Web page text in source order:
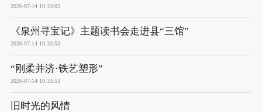
2026-07-14 10:33:05
《泉州寻宝记》主题读书会走进县“三馆”
2026-07-14 10:33:53
“刚柔并济·铁艺塑形”
2026-07-14 10:33:53
旧时光的风情